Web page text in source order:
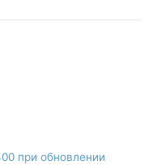
при обновлении